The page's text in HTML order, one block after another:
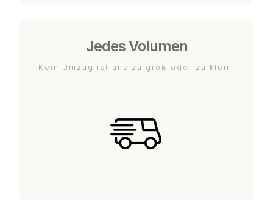
Jedes Volumen
Kein Umzug ist uns zu groß oder zu klein.